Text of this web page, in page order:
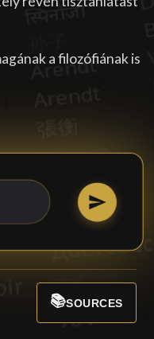
a filozófiának is
📚SOURCES